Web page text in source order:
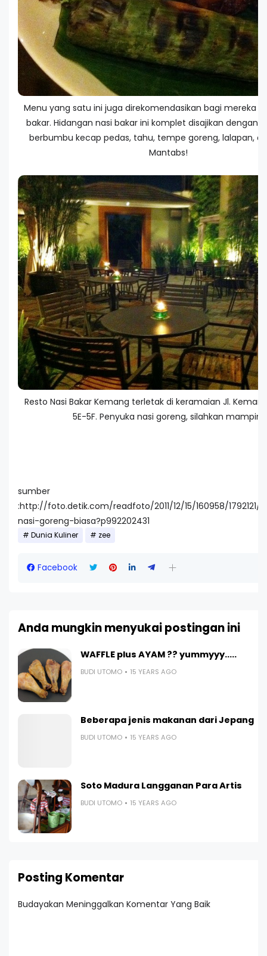
Menu yang satu ini juga direkomendasikan bagi mereka
bakar. Hidangan nasi bakar ini komplet disajikan dengan
berbumbu kecap pedas, tahu, tempe goreng, lalapan,
Mantabs!
Resto Nasi Bakar Kemang terletak di keramaian Jl.
5E-5F. Penyuka nasi goreng, silahkan mampir...
sumber
:http://foto.detik.com/readfoto/2011/12/15/160958/
nasi-goreng-biasa?p992202431
Dunia Kuliner zee
Facebook
Anda mungkin menyukai postingan ini
WAFFLE plus AYAM ?? yummyyy.....
BUDI UTOMO 15 YEARS AGO
Beberapa jenis makanan dari Jepang
BUDI UTOMO 15 YEARS AGO
Soto Madura Langganan Para Artis
BUDI UTOMO 15 YEARS AGO
Posting Komentar
Budayakan Meninggalkan Komentar Yang Baik